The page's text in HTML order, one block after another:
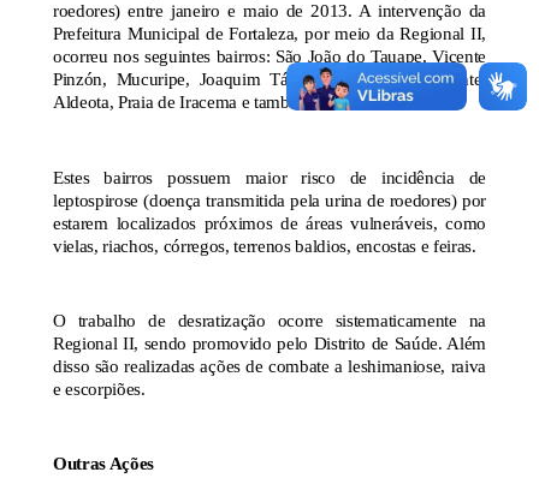
roedores) entre janeiro e maio de 2013. A intervenção da
Prefeitura Municipal de Fortaleza, por meio da Regional II,
ocorreu nos seguintes bairros: São João do Tauape, Vicente
Pinzón, Mucuripe, Joaquim Távora, Luciano Cavalcante,
Aldeota, Praia de Iracema e também no Centro.
Estes bairros possuem maior risco de incidência de
leptospirose (doença transmitida pela urina de roedores) por
estarem localizados próximos de áreas vulneráveis, como
vielas, riachos, córregos, terrenos baldios, encostas e feiras.
O trabalho de desratização ocorre sistematicamente na
Regional II, sendo promovido pelo Distrito de Saúde. Além
disso são realizadas ações de combate a leshimaniose, raiva
e escorpiões.
Outras Ações